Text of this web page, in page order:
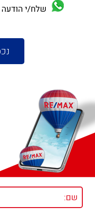
שלח/י הודעה